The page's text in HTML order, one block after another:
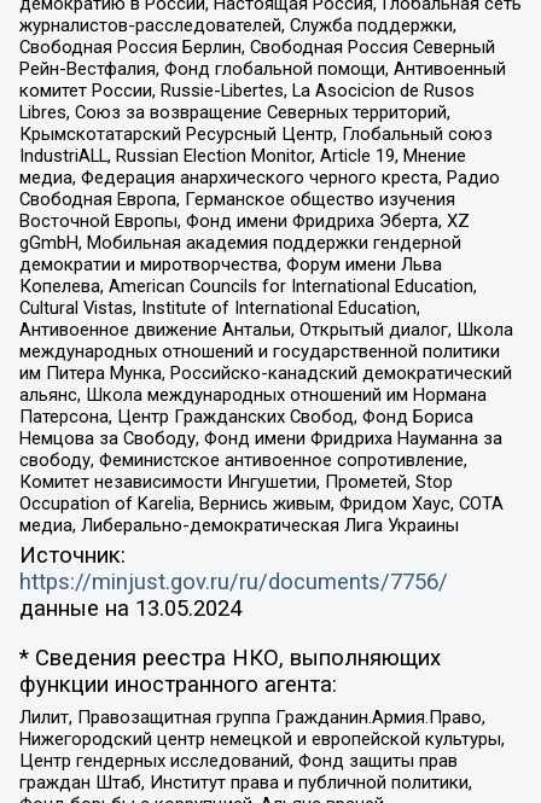
журналистов-расследователей, Служба поддержки,
Свободная Россия Берлин, Свободная Россия Северный
Рейн-Вестфалия, Фонд глобальной помощи, Антивоенный
комитет России, Russie-Libertes, La Asocicion de Rusos
Libres, Союз за возвращение Северных территорий,
Крымскотатарский Ресурсный Центр, Глобальный союз
IndustriALL, Russian Election Monitor, Article 19, Мнение
медиа, Федерация анархического черного креста, Радио
Свободная Европа, Германское общество изучения
Восточной Европы, Фонд имени Фридриха Эберта, XZ
gGmbH, Мобильная академия поддержки гендерной
демократии и миротворчества, Форум имени Льва
Копелева, American Councils for International Education,
Cultural Vistas, Institute of International Education,
Антивоенное движение Антальи, Открытый диалог, Школа
международных отношений и государственной политики
им Питера Мунка, Российско-канадский демократический
альянс, Школа международных отношений им Нормана
Патерсона, Центр Гражданских Свобод, Фонд Бориса
Немцова за Свободу, Фонд имени Фридриха Науманна за
свободу, Феминистское антивоенное сопротивление,
Комитет независимости Ингушетии, Прометей, Stop
Occupation of Karelia, Вернись живым, Фридом Хаус, СОТА
медиа, Либерально-демократическая Лига Украины
Источник:
https://minjust.gov.ru/ru/documents/7756/
данные на 13.05.2024
* Сведения реестра НКО, выполняющих
функции иностранного агента:
Лилит, Правозащитная группа Гражданин.Армия.Право,
Нижегородский центр немецкой и европейской культуры,
Центр гендерных исследований, Фонд защиты прав
граждан Штаб, Институт права и публичной политики,